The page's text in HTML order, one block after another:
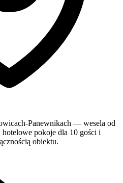
Panewnikach — wesela od
hotelowe pokoje dla 10 gości i
obiektu.